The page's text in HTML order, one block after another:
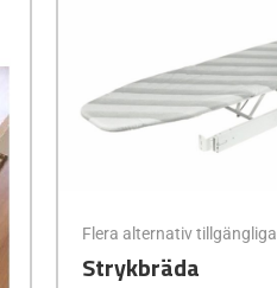
Flera alternativ tillgängliga
Strykbräda